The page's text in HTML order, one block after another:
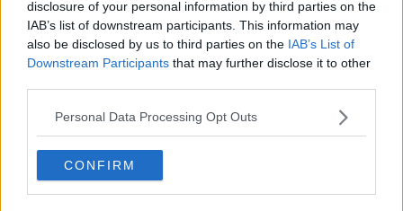
disclosure of your personal information by third parties on the
IAB’s list of downstream participants. This information may
also be disclosed by us to third parties on the IAB’s List of
Downstream Participants that may further disclose it to other
Personal Data Processing Opt Outs
CONFIRM
consigliera comunale Lia Monti – È stata un'importante opportunità
educativa, ma anche un'occasione per sensibilizzare tutta la
cittadinanza sui temi ambientali”.
L'Amministrazione Comunale ha deciso di promuove per la
prossima settimana anche una "passeggiata ecologica".